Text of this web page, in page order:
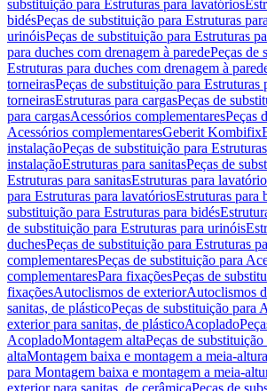
substituição para Estruturas para lavatórios
bidésPeças de substituição para Estruturas
urinóisPeças de substituição para Estruturas
para duches com drenagem à paredePeças de
Estruturas para duches com drenagem à
torneirasPeças de substituição para Estruturas
torneirasEstruturas para cargasPeças de
para cargasAcessórios complementaresPeças
Acessórios complementaresGeberit Kombifix
instalaçãoPeças de substituição para
instalaçãoEstruturas para sanitasPeças de
Estruturas para sanitasEstruturas para
para Estruturas para lavatóriosEstruturas para
substituição para Estruturas para bidés
de substituição para Estruturas para urinóis
duchesPeças de substituição para Estruturas
complementaresPeças de substituição para
complementaresPara fixaçõesPeças de
fixaçõesAutoclismos de exteriorAutoclismos
sanitas, de plásticoPeças de substituição para
exterior para sanitas, de plásticoAcoplado
AcopladoMontagem altaPeças de
altaMontagem baixa e montagem a meia-altura
para Montagem baixa e montagem a meia-
exterior para sanitas, de cerâmicaPeças de